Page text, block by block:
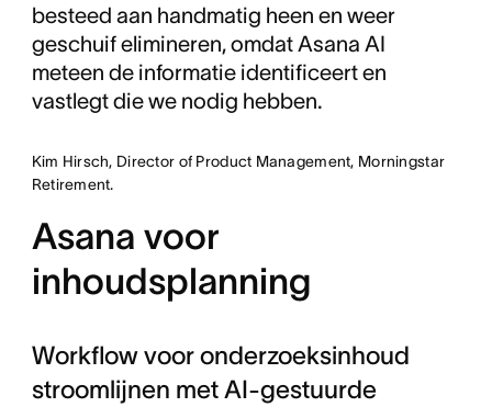
besteed aan handmatig heen en weer
geschuif elimineren, omdat Asana AI
meteen de informatie identificeert en
vastlegt die we nodig hebben.
Kim Hirsch, Director of Product Management, Morningstar
Retirement.
Asana voor
inhoudsplanning
Workflow voor onderzoeksinhoud
stroomlijnen met AI-gestuurde